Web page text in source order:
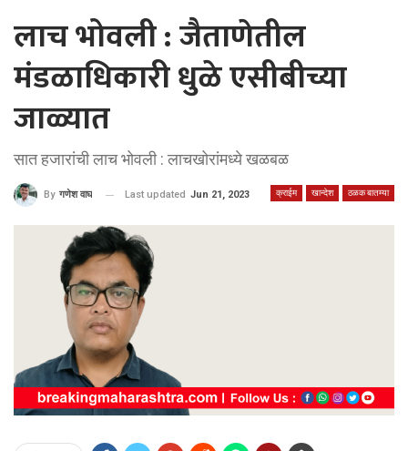
लाच भोवली : जैताणेतील
मंडळाधिकारी धुळे एसीबीच्या
जाळ्यात
सात हजारांची लाच भोवली : लाचखोरांमध्ये खळबळ
क्राईम खान्देश ठळक बातम्या
By गणेश वाघ Last updated Jun 21, 2023